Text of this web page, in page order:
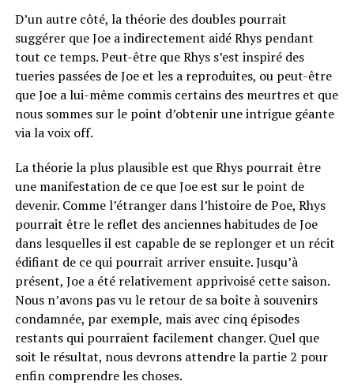
D’un autre côté, la théorie des doubles pourrait
suggérer que Joe a indirectement aidé Rhys pendant
tout ce temps. Peut-être que Rhys s’est inspiré des
tueries passées de Joe et les a reproduites, ou peut-être
que Joe a lui-même commis certains des meurtres et que
nous sommes sur le point d’obtenir une intrigue géante
via la voix off.
La théorie la plus plausible est que Rhys pourrait être
une manifestation de ce que Joe est sur le point de
devenir. Comme l’étranger dans l’histoire de Poe, Rhys
pourrait être le reflet des anciennes habitudes de Joe
dans lesquelles il est capable de se replonger et un récit
édifiant de ce qui pourrait arriver ensuite. Jusqu’à
présent, Joe a été relativement apprivoisé cette saison.
Nous n’avons pas vu le retour de sa boîte à souvenirs
condamnée, par exemple, mais avec cinq épisodes
restants qui pourraient facilement changer. Quel que
soit le résultat, nous devrons attendre la partie 2 pour
enfin comprendre les choses.